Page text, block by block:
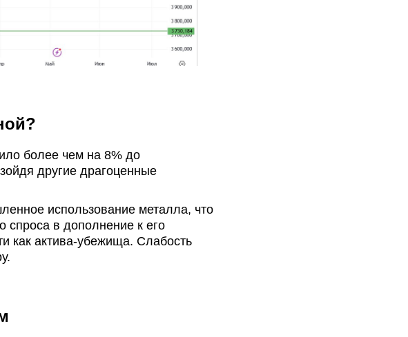
более чем на 8% до
другие драгоценные
использование металла, что
спроса в дополнение к его
как актива-убежища. Слабость